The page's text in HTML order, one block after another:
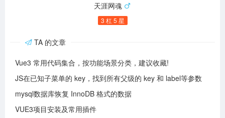
天涯网魂
3 杠 5 星
TA 的文章
Vue3 常用代码集合，按功能场景分类，建议收藏!
JS在已知子菜单的 key，找到所有父级的 key 和 label等参数
mysql数据库恢复 InnoDB 格式的数据
VUE3项目安装及常用插件